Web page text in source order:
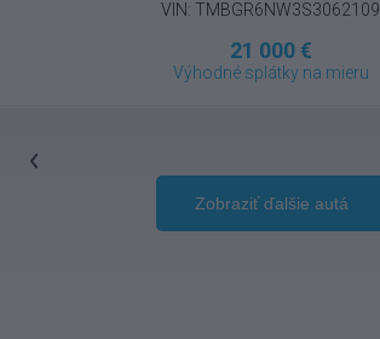
VIN: TMBGR6NW3S3062109
21 000 €
Výhodné splátky na mieru
Zobraziť ďalšie autá